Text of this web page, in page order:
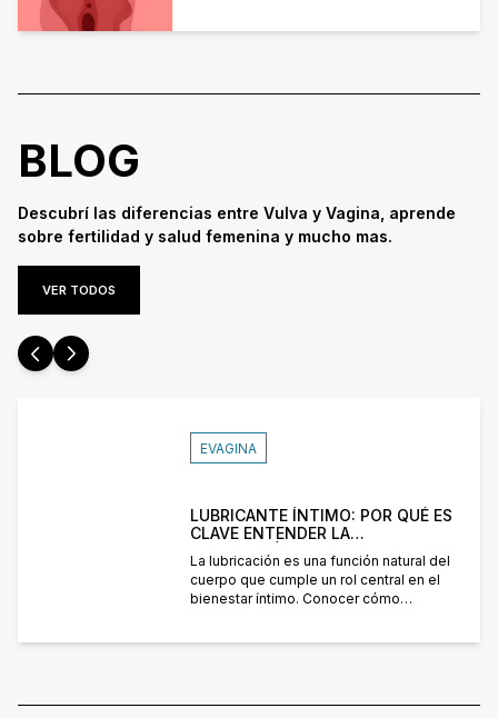
BLOG
Descubrí las diferencias entre Vulva y Vagina, aprende
sobre fertilidad y salud femenina y mucho mas.
VER TODOS
EVAGINA
LUBRICANTE ÍNTIMO: POR QUÉ ES
CLAVE ENTENDER LA
LUBRICACIÓN
La lubricación es una función natural del
cuerpo que cumple un rol central en el
bienestar íntimo. Conocer cómo